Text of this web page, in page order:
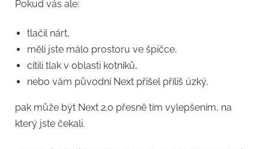
Pokud vás ale:
tlačil nárt,
měli jste málo prostoru ve špičce,
cítili tlak v oblasti kotníků,
nebo vám původní Next přišel příliš úzký,
pak může být Next 2.0 přesně tím vylepšením, na
který jste čekali.